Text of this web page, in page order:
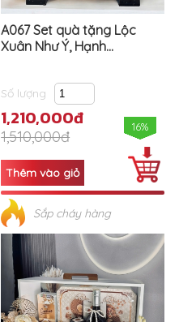
A067 Set quà tặng Lộc
Xuân Như Ý, Hạnh...
Số lượng
1,210,000đ
1,510,000đ
16%
Sắp cháy hàng